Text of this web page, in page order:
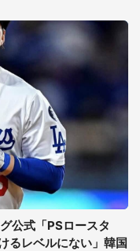
公式「PSロースタ
るレベルにない」韓国